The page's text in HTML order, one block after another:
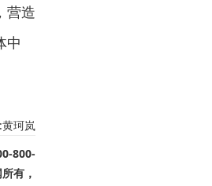
营造
中
珂岚
800-
有，